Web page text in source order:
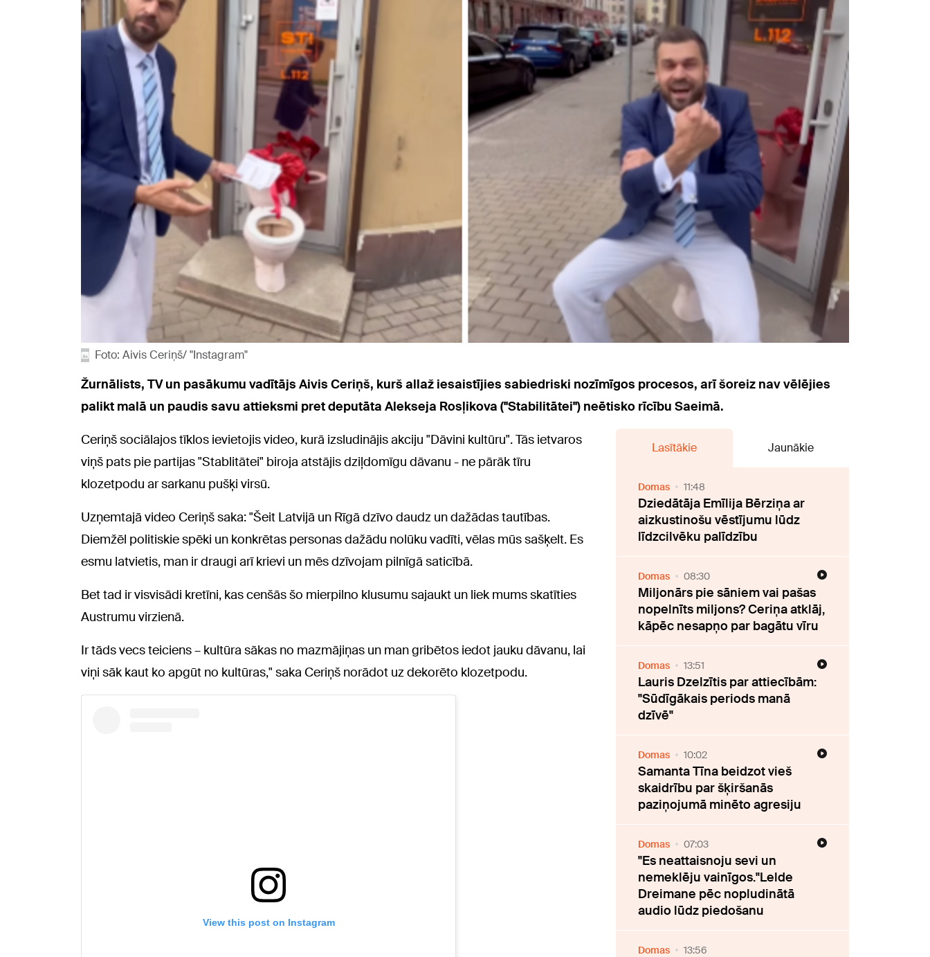
Foto: Aivis Ceriņš/ "Instagram"
Žurnālists, TV un pasākumu vadītājs Aivis Ceriņš, kurš allaž iesaistījies sabiedriski nozīmīgos procesos, arī šoreiz nav vēlējies
palikt malā un paudis savu attieksmi pret deputāta Alekseja Rosļikova ("Stabilitātei") neētisko rīcību Saeimā.
Ceriņš sociālajos tīklos ievietojis video, kurā izsludinājis akciju "Dāvini kultūru". Tās ietvaros
viņš pats pie partijas "Stablitātei" biroja atstājis dziļdomīgu dāvanu - ne pārāk tīru
klozetpodu ar sarkanu pušķi virsū.
Uzņemtajā video Ceriņš saka: "Šeit Latvijā un Rīgā dzīvo daudz un dažādas tautības.
Diemžēl politiskie spēki un konkrētas personas dažādu nolūku vadīti, vēlas mūs sašķelt. Es
esmu latvietis, man ir draugi arī krievi un mēs dzīvojam pilnīgā saticībā.
Bet tad ir visvisādi kretīni, kas cenšās šo mierpilno klusumu sajaukt un liek mums skatīties
Austrumu virzienā.
Ir tāds vecs teiciens – kultūra sākas no mazmājiņas un man gribētos iedot jauku dāvanu, lai
viņi sāk kaut ko apgūt no kultūras," saka Ceriņš norādot uz dekorēto klozetpodu.
Lasītākie Jaunākie
Domas 11:48
Dziedātāja Emīlija Bērziņa ar
aizkustinošu vēstījumu lūdz
līdzcilvēku palīdzību
Domas 08:30
Miljonārs pie sāniem vai pašas
nopelnīts miljons? Ceriņa atklāj,
kāpēc nesapņo par bagātu vīru
Domas 13:51
Lauris Dzelzītis par attiecībām:
"Sūdīgākais periods manā
dzīvē"
Domas 10:02
Samanta Tīna beidzot vieš
skaidrību par šķiršanās
paziņojumā minēto agresiju
Domas 07:03
"Es neattaisnoju sevi un
nemeklēju vainīgos."Lelde
Dreimane pēc nopludinātā
audio lūdz piedošanu
Domas 13:56